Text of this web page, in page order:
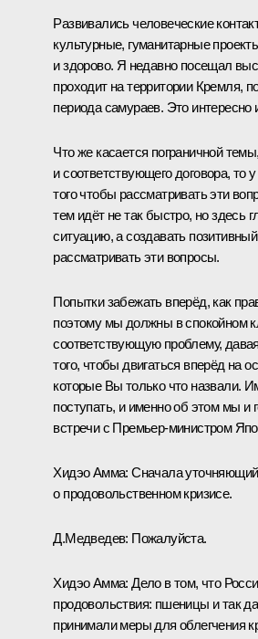
Развивались человеческие
культурные, гуманитарные
и здорово. Я недавно посещал
проходит на территории Кремля,
периода самураев. Это интересно
Что же касается пограничной
и соответствующего договора, то
того чтобы рассматривать эти
тем идёт не так быстро, но здесь
ситуацию, а создавать
рассматривать эти вопросы.
Попытки забежать вперёд, как
поэтому мы должны в спокойном
соответствующую проблему,
того, чтобы двигаться вперёд на
которые Вы только что назвали.
поступать, и именно об этом мы и
встречи с Премьер-министром
Хидэо Амма: Сначала
о продовольственном кризисе.
Д.Медведев: Пожалуйста.
Хидэо Амма: Дело в том, что
продовольствия: пшеницы и так
принимали меры для облегчения